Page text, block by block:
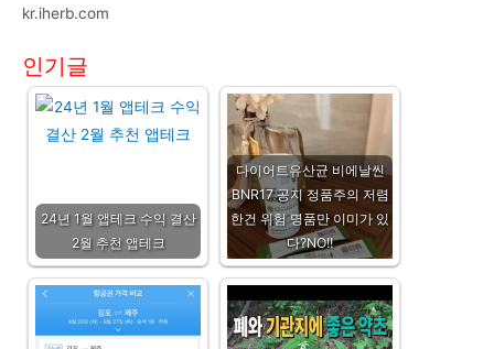
kr.iherb.com
인기글
24년 1월 앱테크 수익 결산
2월 추천 앱테크
다이어트유산균 비에날씬
BNR17 공지 정품주의 저렴
한건 위험 명품만 이미가 있
다?NO!!